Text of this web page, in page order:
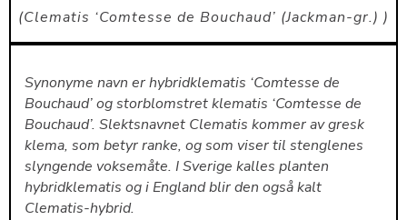
Clematis ‘Comtesse de Bouchaud’ (Jackman-gr.)
Synonyme navn er hybridklematis ‘Comtesse de
Bouchaud’ og storblomstret klematis ‘Comtesse de
Bouchaud’. Slektsnavnet Clematis kommer av gresk
klema, som betyr ranke, og som viser til stenglenes
slyngende voksemåte. I Sverige kalles planten
hybridklematis og i England blir den også kalt
Clematis-hybrid.